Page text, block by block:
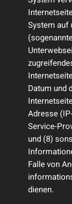
System auf
Datum und
Adresse
Service-
und (8)
Falle von
dienen.